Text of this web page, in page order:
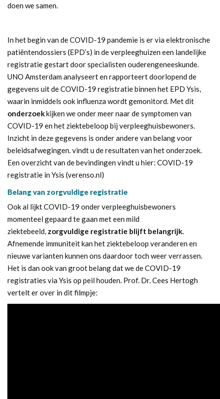
doen we samen.
In het begin van de COVID-19 pandemie is er via elektronische
patiëntendossiers (EPD’s) in de verpleeghuizen een landelijke
registratie gestart door specialisten ouderengeneeskunde.
UNO Amsterdam analyseert en rapporteert doorlopend de
gegevens uit de COVID-19 registratie binnen het EPD Ysis,
waarin inmiddels ook influenza wordt gemonitord. Met dit
onderzoekkijken we onder meer naar de symptomen van
COVID-19 en het ziektebeloop bij verpleeghuisbewoners.
Inzicht in deze gegevens is onder andere van belang voor
beleidsafwegingen. vindt u de resultaten van het onderzoek.
Een overzicht van de bevindingen vindt u hier: COVID-19
registratie in Ysis (verenso.nl)
Belang van zorgvuldige registratie
Ook al lijkt COVID-19 onder verpleeghuisbewoners
momenteel gepaard te gaan met een mild
ziektebeeld, zorgvuldige registratie blijft belangrijk.
Afnemende immuniteit kan het ziektebeloop veranderen en
nieuwe varianten kunnen ons daardoor toch weer verrassen.
Het is dan ook van groot belang dat we de COVID-19
registraties via Ysis op peil houden. Prof. Dr. Cees Hertogh
vertelt er over in dit filmpje: